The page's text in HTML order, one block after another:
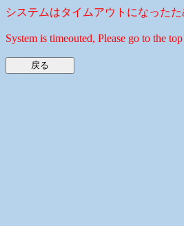
システムはタイムアウトになった
System is timeouted, Please go to the top